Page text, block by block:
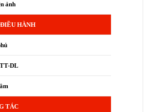
ảnh
HÀNH
DL
TÁC